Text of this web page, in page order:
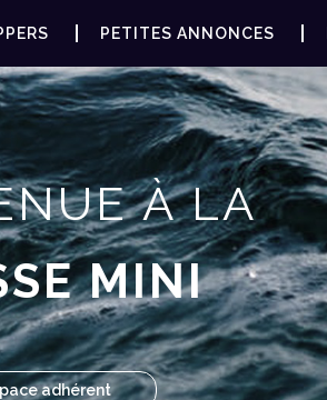
PETITES ANNONCES
À LA
MINI
adhérent